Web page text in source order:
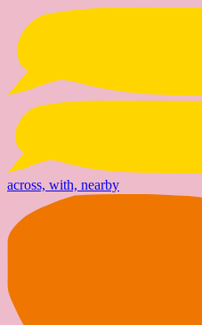
across, with, nearby